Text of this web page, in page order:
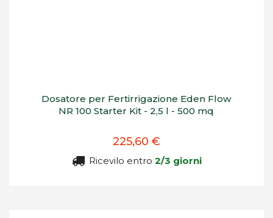
Dosatore per Fertirrigazione Eden Flow
NR 100 Starter Kit - 2,5 l - 500 mq
225,60 €
Ricevilo entro 2/3 giorni